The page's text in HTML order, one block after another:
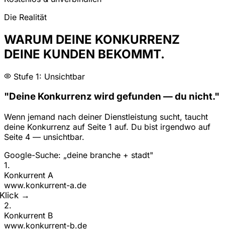
Die Realität
WARUM DEINE KONKURRENZ
DEINE KUNDEN BEKOMMT.
Stufe 1: Unsichtbar
"Deine Konkurrenz wird gefunden — du nicht."
Wenn jemand nach deiner Dienstleistung sucht, taucht
deine Konkurrenz auf Seite 1 auf. Du bist irgendwo auf
Seite 4 — unsichtbar.
Google-Suche: „deine branche + stadt"
1.
Konkurrent A
www.konkurrent-a.de
→
2.
Konkurrent B
www.konkurrent-b.de